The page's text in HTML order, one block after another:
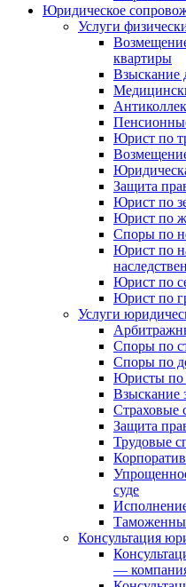
Юридическое
Услуги
квартиры
Взыскание
Юрист по
Защита
Юрист по
Юрист по
Споры по
Юрист по
Юрист по
Юрист по
Услуги
Споры по
Споры по
Юристы по
Взыскание
Страховые
Защита
Трудовые
суде
Консультация
—